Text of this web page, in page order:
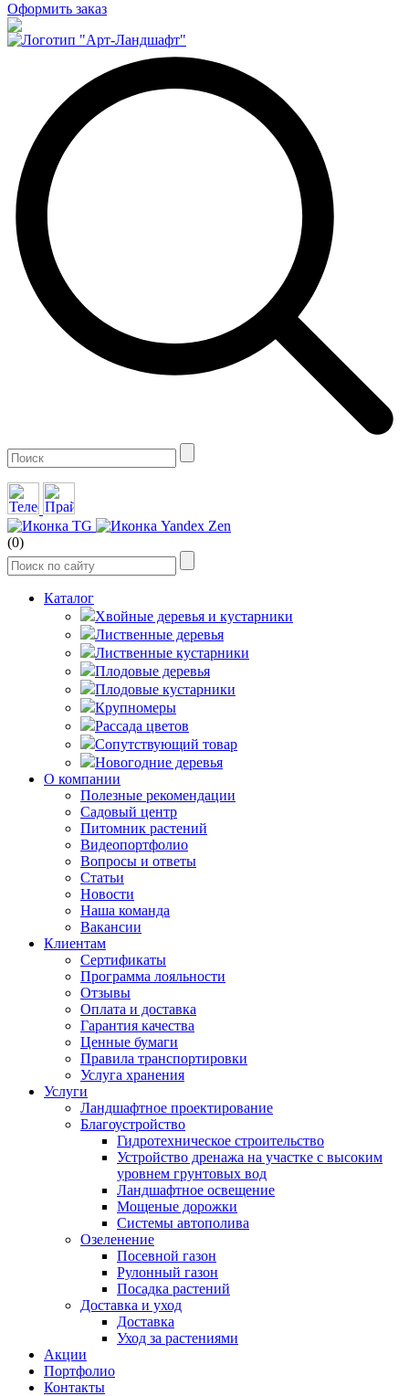
Оформить заказ
(0)
Каталог
Хвойные деревья и кустарники
Лиственные деревья
Лиственные кустарники
Плодовые деревья
Плодовые кустарники
Крупномеры
Рассада цветов
Сопутствующий товар
Новогодние деревья
О компании
Полезные рекомендации
Садовый центр
Питомник растений
Видеопортфолио
Вопросы и ответы
Статьи
Новости
Наша команда
Вакансии
Клиентам
Сертификаты
Программа лояльности
Отзывы
Оплата и доставка
Гарантия качества
Ценные бумаги
Правила транспортировки
Услуга хранения
Услуги
Ландшафтное проектирование
Благоустройство
Гидротехническое строительство
Устройство дренажа на участке с высоким
уровнем грунтовых вод
Ландшафтное освещение
Мощеные дорожки
Системы автополива
Озеленение
Посевной газон
Рулонный газон
Посадка растений
Доставка и уход
Доставка
Уход за растениями
Акции
Портфолио
Контакты